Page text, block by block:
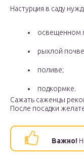
Настурция в саду
освещенном
рыхлой
поливе;
подкормке.
Сажать саженцы
После посадки
Важно!